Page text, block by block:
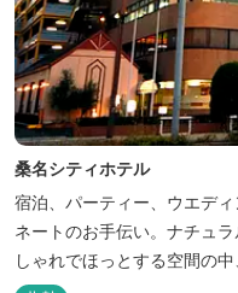
桑名シティホテル
宿泊、パーティー、ウエデ
ネートのお手伝い。ナチュ
しゃれでほっとする空間の